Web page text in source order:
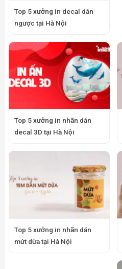
Top 5 xưởng in decal dán
ngược tại Hà Nội
Top 5 xưởng in nhãn dán
decal 3D tại Hà Nội
Top 5 xưởng in nhãn dán
mứt dừa tại Hà Nội